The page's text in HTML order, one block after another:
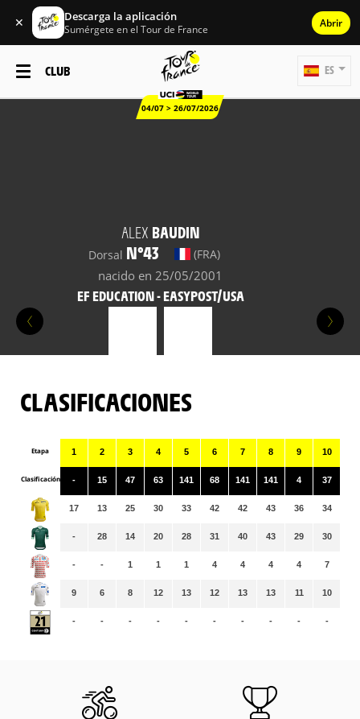
✕ Descarga la aplicación
Sumérgete en el Tour de France Abrir
CLUB
04/07 > 26/07/2026
ES
ALEX BAUDIN
Dorsal N°43 (FRA)
nacido en 25/05/2001
EF EDUCATION - EASYPOST/USA
CLASIFICACIONES
Etapa
Clasificación
1
-
17
-
-
9
-
2
15
13
28
-
6
-
3
47
25
14
1
8
-
4
63
30
20
1
12
-
5
141
33
28
1
13
-
6
68
42
31
4
12
-
7
141
42
40
4
13
-
8
141
43
43
4
13
-
9
4
36
29
4
11
-
10
37
34
30
7
10
-